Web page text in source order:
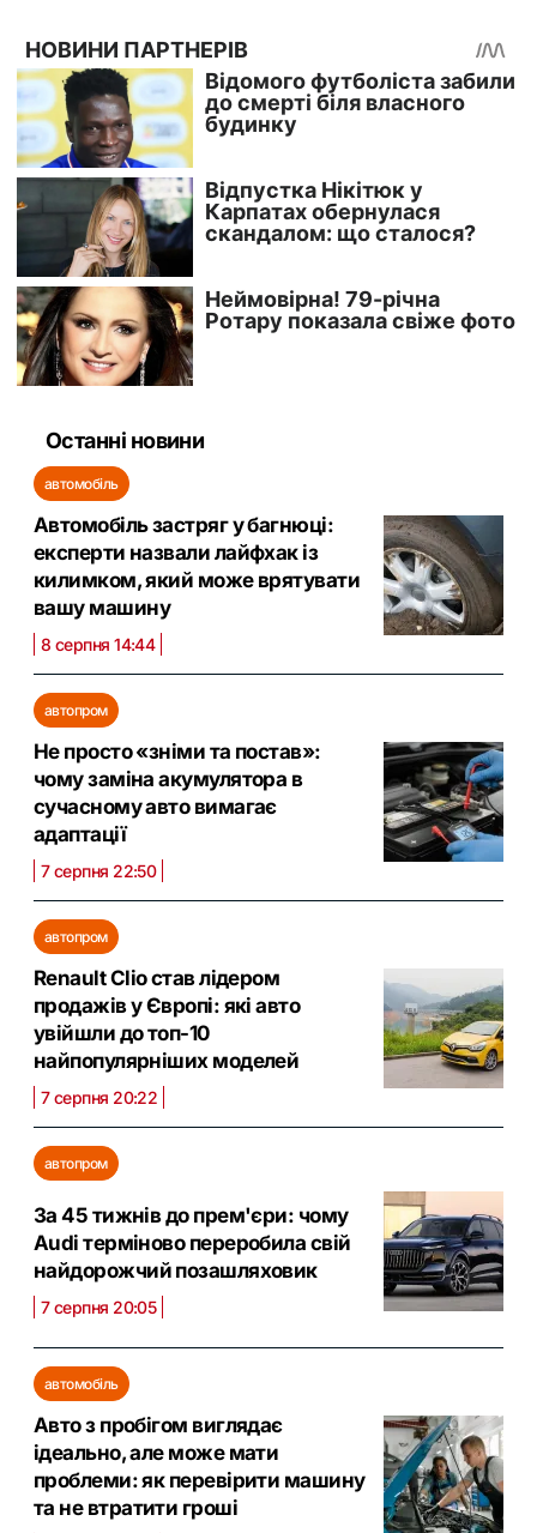
Останні новини
автомобіль
Автомобіль застряг у багнюці:
експерти назвали лайфхак із
килимком, який може врятувати
вашу машину
8 серпня 14:44
автопром
Не просто «зніми та постав»:
чому заміна акумулятора в
сучасному авто вимагає
адаптації
7 серпня 22:50
автопром
Renault Clio став лідером
продажів у Європі: які авто
увійшли до топ-10
найпопулярніших моделей
7 серпня 20:22
автопром
За 45 тижнів до прем'єри: чому
Audi терміново переробила свій
найдорожчий позашляховик
7 серпня 20:05
автомобіль
Авто з пробігом виглядає
ідеально, але може мати
проблеми: як перевірити машину
та не втратити гроші